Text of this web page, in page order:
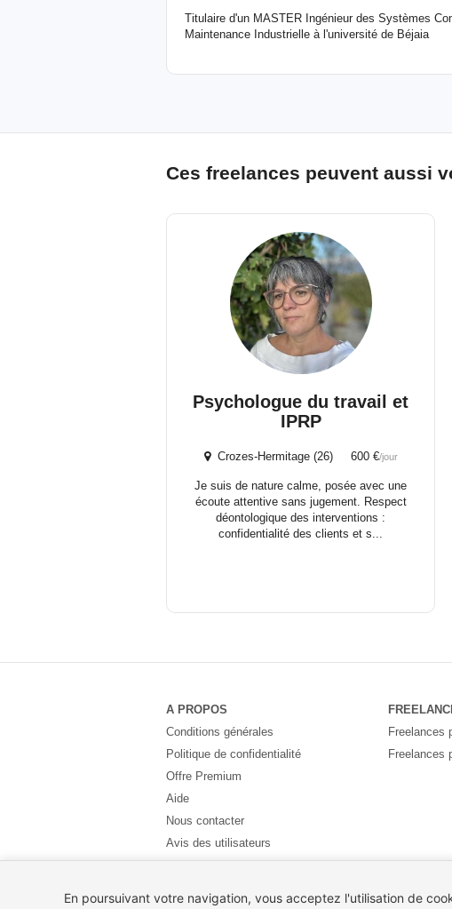
Titulaire d'un MASTER Ingénieur des Systèmes
Maintenance Industrielle à l'université de Béjaia
Ces freelances peuvent aussi
Psychologue du travail et
IPRP
Crozes-Hermitage (26) 600 €/jour
Je suis de nature calme, posée avec une
écoute attentive sans jugement. Respect
déontologique des interventions :
confidentialité des clients et s...
A PROPOS
Conditions générales
Politique de confidentialité
Offre Premium
Aide
Nous contacter
Avis des utilisateurs
Partenaires
Freelances
Freelances
En poursuivant votre navigation, vous acceptez l'utilisation de